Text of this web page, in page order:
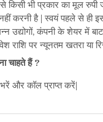
भी प्रकार का मूल रुपी
करनी है | स्वयं पहले से ही
उद्योगों, कंपनी के शेयर में
राशि पर न्यूनतम खतरा या
चाहते हैं ?
और कॉल प्राप्त करें|